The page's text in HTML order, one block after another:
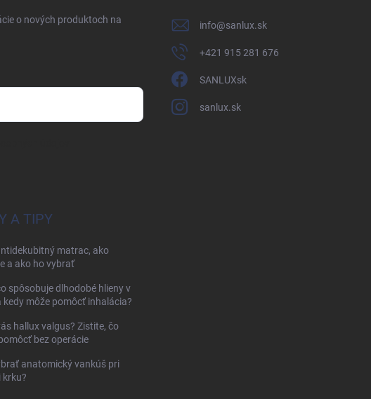
o nových produktoch na
info@sanlux.sk
+421 915 281 676
SANLUXsk
sanlux.sk
A TIPY
matrac, ako
a ako ho vybrať
spôsobuje dlhodobé hlieny v
kedy môže pomôcť inhalácia?
hallux valgus? Zistite, čo
bez operácie
anatomický vankúš pri
krku?